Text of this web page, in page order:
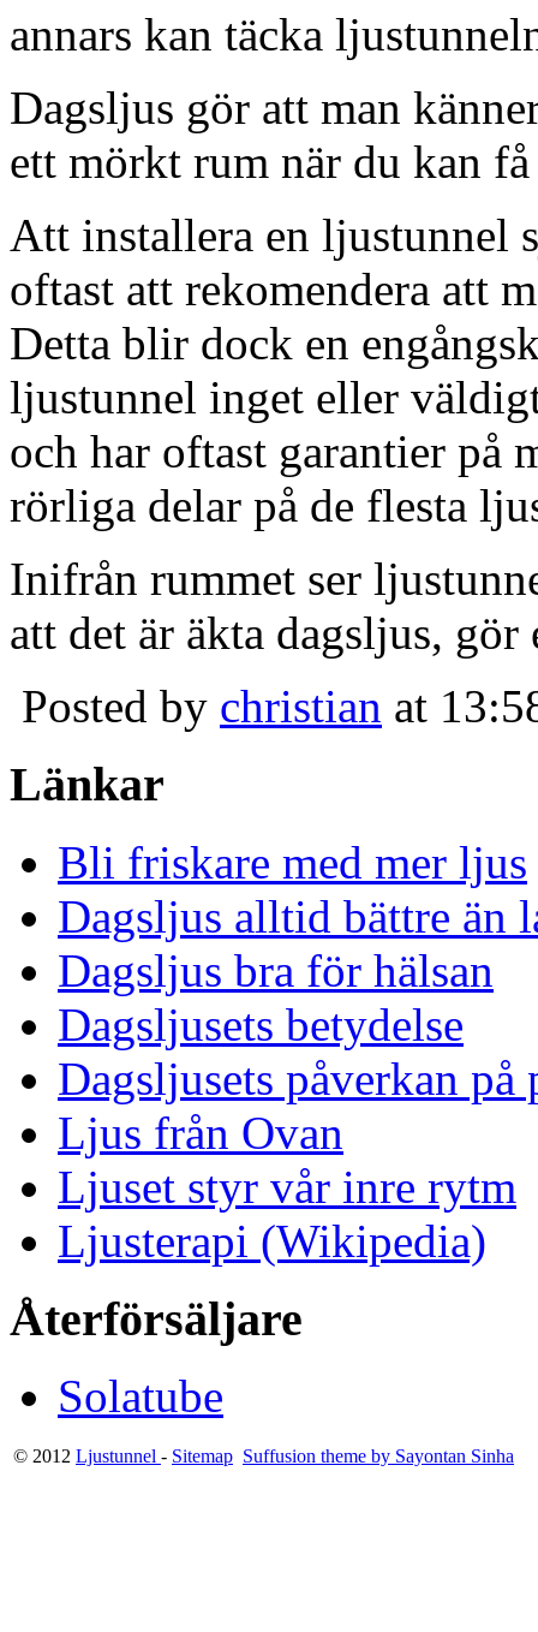
annars kan täcka
Dagsljus gör att man
ett mörkt rum när du kan
Att installera en ljustunnel
oftast att rekomendera att
Detta blir dock en
ljustunnel inget eller
och har oftast garantier på
rörliga delar på de flesta
Inifrån rummet ser
att det är äkta dagsljus,
Posted by christian at
Länkar
Bli friskare med mer ljus
Dagsljus alltid bättre än
Dagsljus bra för hälsan
Dagsljusets betydelse
Dagsljusets påverkan på
Ljus från Ovan
Ljuset styr vår inre rytm
Ljusterapi (Wikipedia)
Återförsäljare
Solatube
© 2012 Ljustunnel - Sitemap Suffusion theme by Sayontan Sinha